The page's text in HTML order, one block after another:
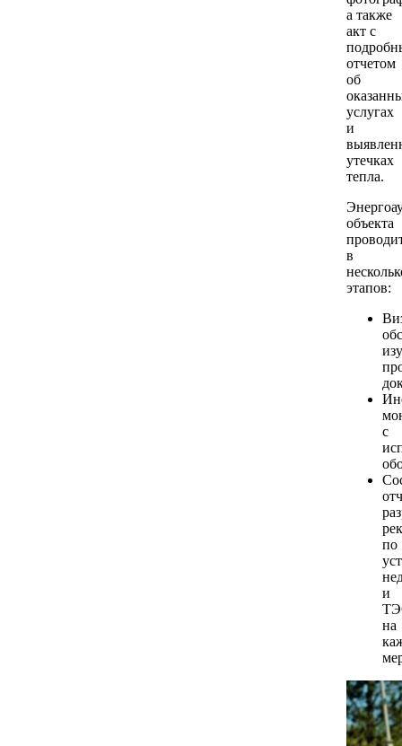
а также
акт с
отчетом
об
услугах
и
утечках
тепла.
объекта
в
этапов:
с
по
и
на